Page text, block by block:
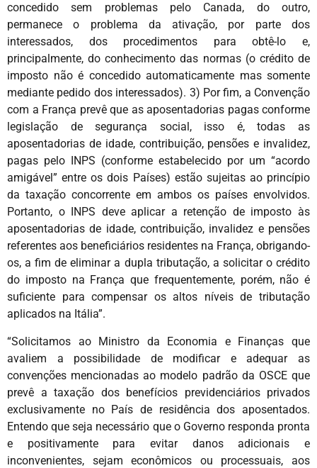
concedido sem problemas pelo Canada, do outro,
permanece o problema da ativação, por parte dos
interessados, dos procedimentos para obtê-lo e,
principalmente, do conhecimento das normas (o crédito de
imposto não é concedido automaticamente mas somente
mediante pedido dos interessados). 3) Por fim, a Convenção
com a França prevê que as aposentadorias pagas conforme
legislação de segurança social, isso é, todas as
aposentadorias de idade, contribuição, pensões e invalidez,
pagas pelo INPS (conforme estabelecido por um “acordo
amigável” entre os dois Países) estão sujeitas ao princípio
da taxação concorrente em ambos os países envolvidos.
Portanto, o INPS deve aplicar a retenção de imposto às
aposentadorias de idade, contribuição, invalidez e pensões
referentes aos beneficiários residentes na França, obrigando-
os, a fim de eliminar a dupla tributação, a solicitar o crédito
do imposto na França que frequentemente, porém, não é
suficiente para compensar os altos níveis de tributação
aplicados na Itália”.
“Solicitamos ao Ministro da Economia e Finanças que
avaliem a possibilidade de modificar e adequar as
convenções mencionadas ao modelo padrão da OSCE que
prevê a taxação dos benefícios previdenciários privados
exclusivamente no País de residência dos aposentados.
Entendo que seja necessário que o Governo responda pronta
e positivamente para evitar danos adicionais e
inconvenientes, sejam econômicos ou processuais, aos